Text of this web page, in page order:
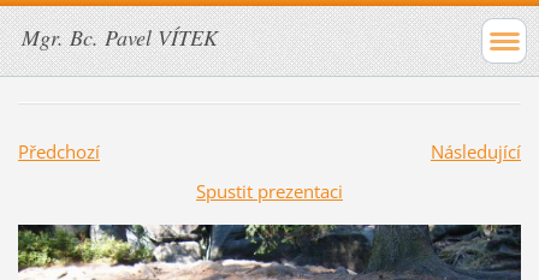
Mgr. Bc. Pavel VÍTEK
Předchozí
Následující
Spustit prezentaci